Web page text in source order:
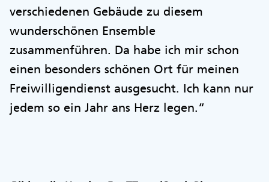
verschiedenen Gebäude zu diesem
wunderschönen Ensemble
zusammenführen. Da habe ich mir schon
einen besonders schönen Ort für meinen
Freiwilligendienst ausgesucht. Ich kann nur
jedem so ein Jahr ans Herz legen.“